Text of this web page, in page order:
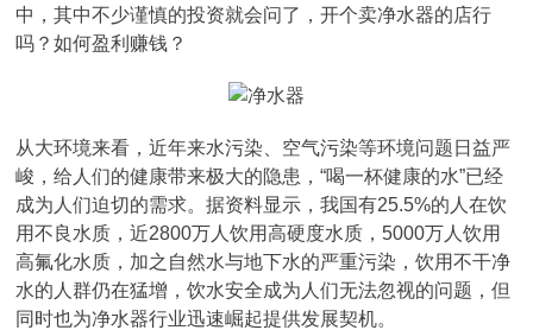
中，其中不少谨慎的投资就会问了，开个卖净水器的店行
吗？如何盈利赚钱？
从大环境来看，近年来水污染、空气污染等环境问题日益严
峻，给人们的健康带来极大的隐患，“喝一杯健康的水”已经
成为人们迫切的需求。据资料显示，我国有25.5%的人在饮
用不良水质，近2800万人饮用高硬度水质，5000万人饮用
高氟化水质，加之自然水与地下水的严重污染，饮用不干净
水的人群仍在猛增，饮水安全成为人们无法忽视的问题，但
同时也为净水器行业迅速崛起提供发展契机。